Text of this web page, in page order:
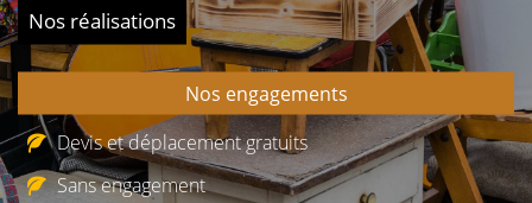
Nos réalisations
Nos engagements
Devis et déplacement gratuits
Sans engagement